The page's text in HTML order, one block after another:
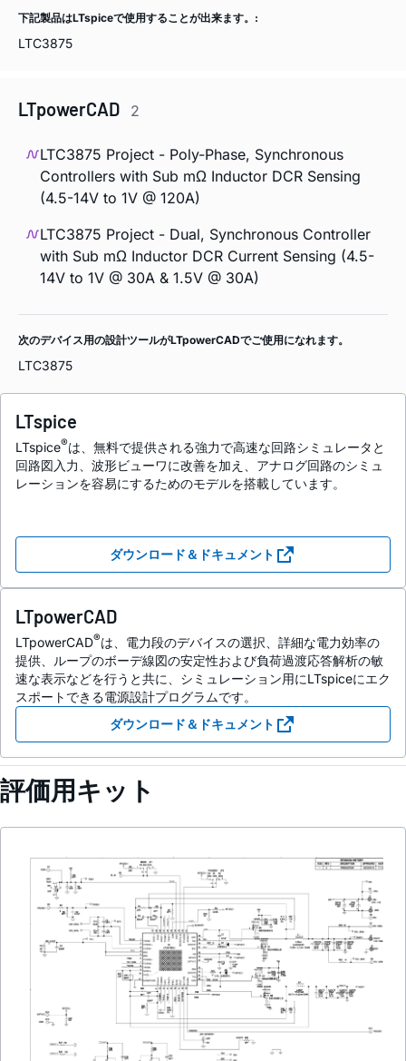
下記製品はLTspiceで使用することが出来ます。:
LTC3875
LTpowerCAD 2
LTC3875 Project - Poly-Phase, Synchronous
Controllers with Sub mΩ Inductor DCR Sensing
(4.5-14V to 1V @ 120A)
LTC3875 Project - Dual, Synchronous Controller
with Sub mΩ Inductor DCR Current Sensing (4.5-
14V to 1V @ 30A & 1.5V @ 30A)
次のデバイス用の設計ツールがLTpowerCADでご使用になれます。
LTC3875
LTspice
LTspice®は、無料で提供される強力で高速な回路シミュレータと
回路図入力、波形ビューワに改善を加え、アナログ回路のシミュ
レーションを容易にするためのモデルを搭載しています。
ダウンロード＆ドキュメント
LTpowerCAD
LTpowerCAD®は、電力段のデバイスの選択、詳細な電力効率の
提供、ループのボーデ線図の安定性および負荷過渡応答解析の敏
速な表示などを行うと共に、シミュレーション用にLTspiceにエク
スポートできる電源設計プログラムです。
ダウンロード＆ドキュメント
評価用キット